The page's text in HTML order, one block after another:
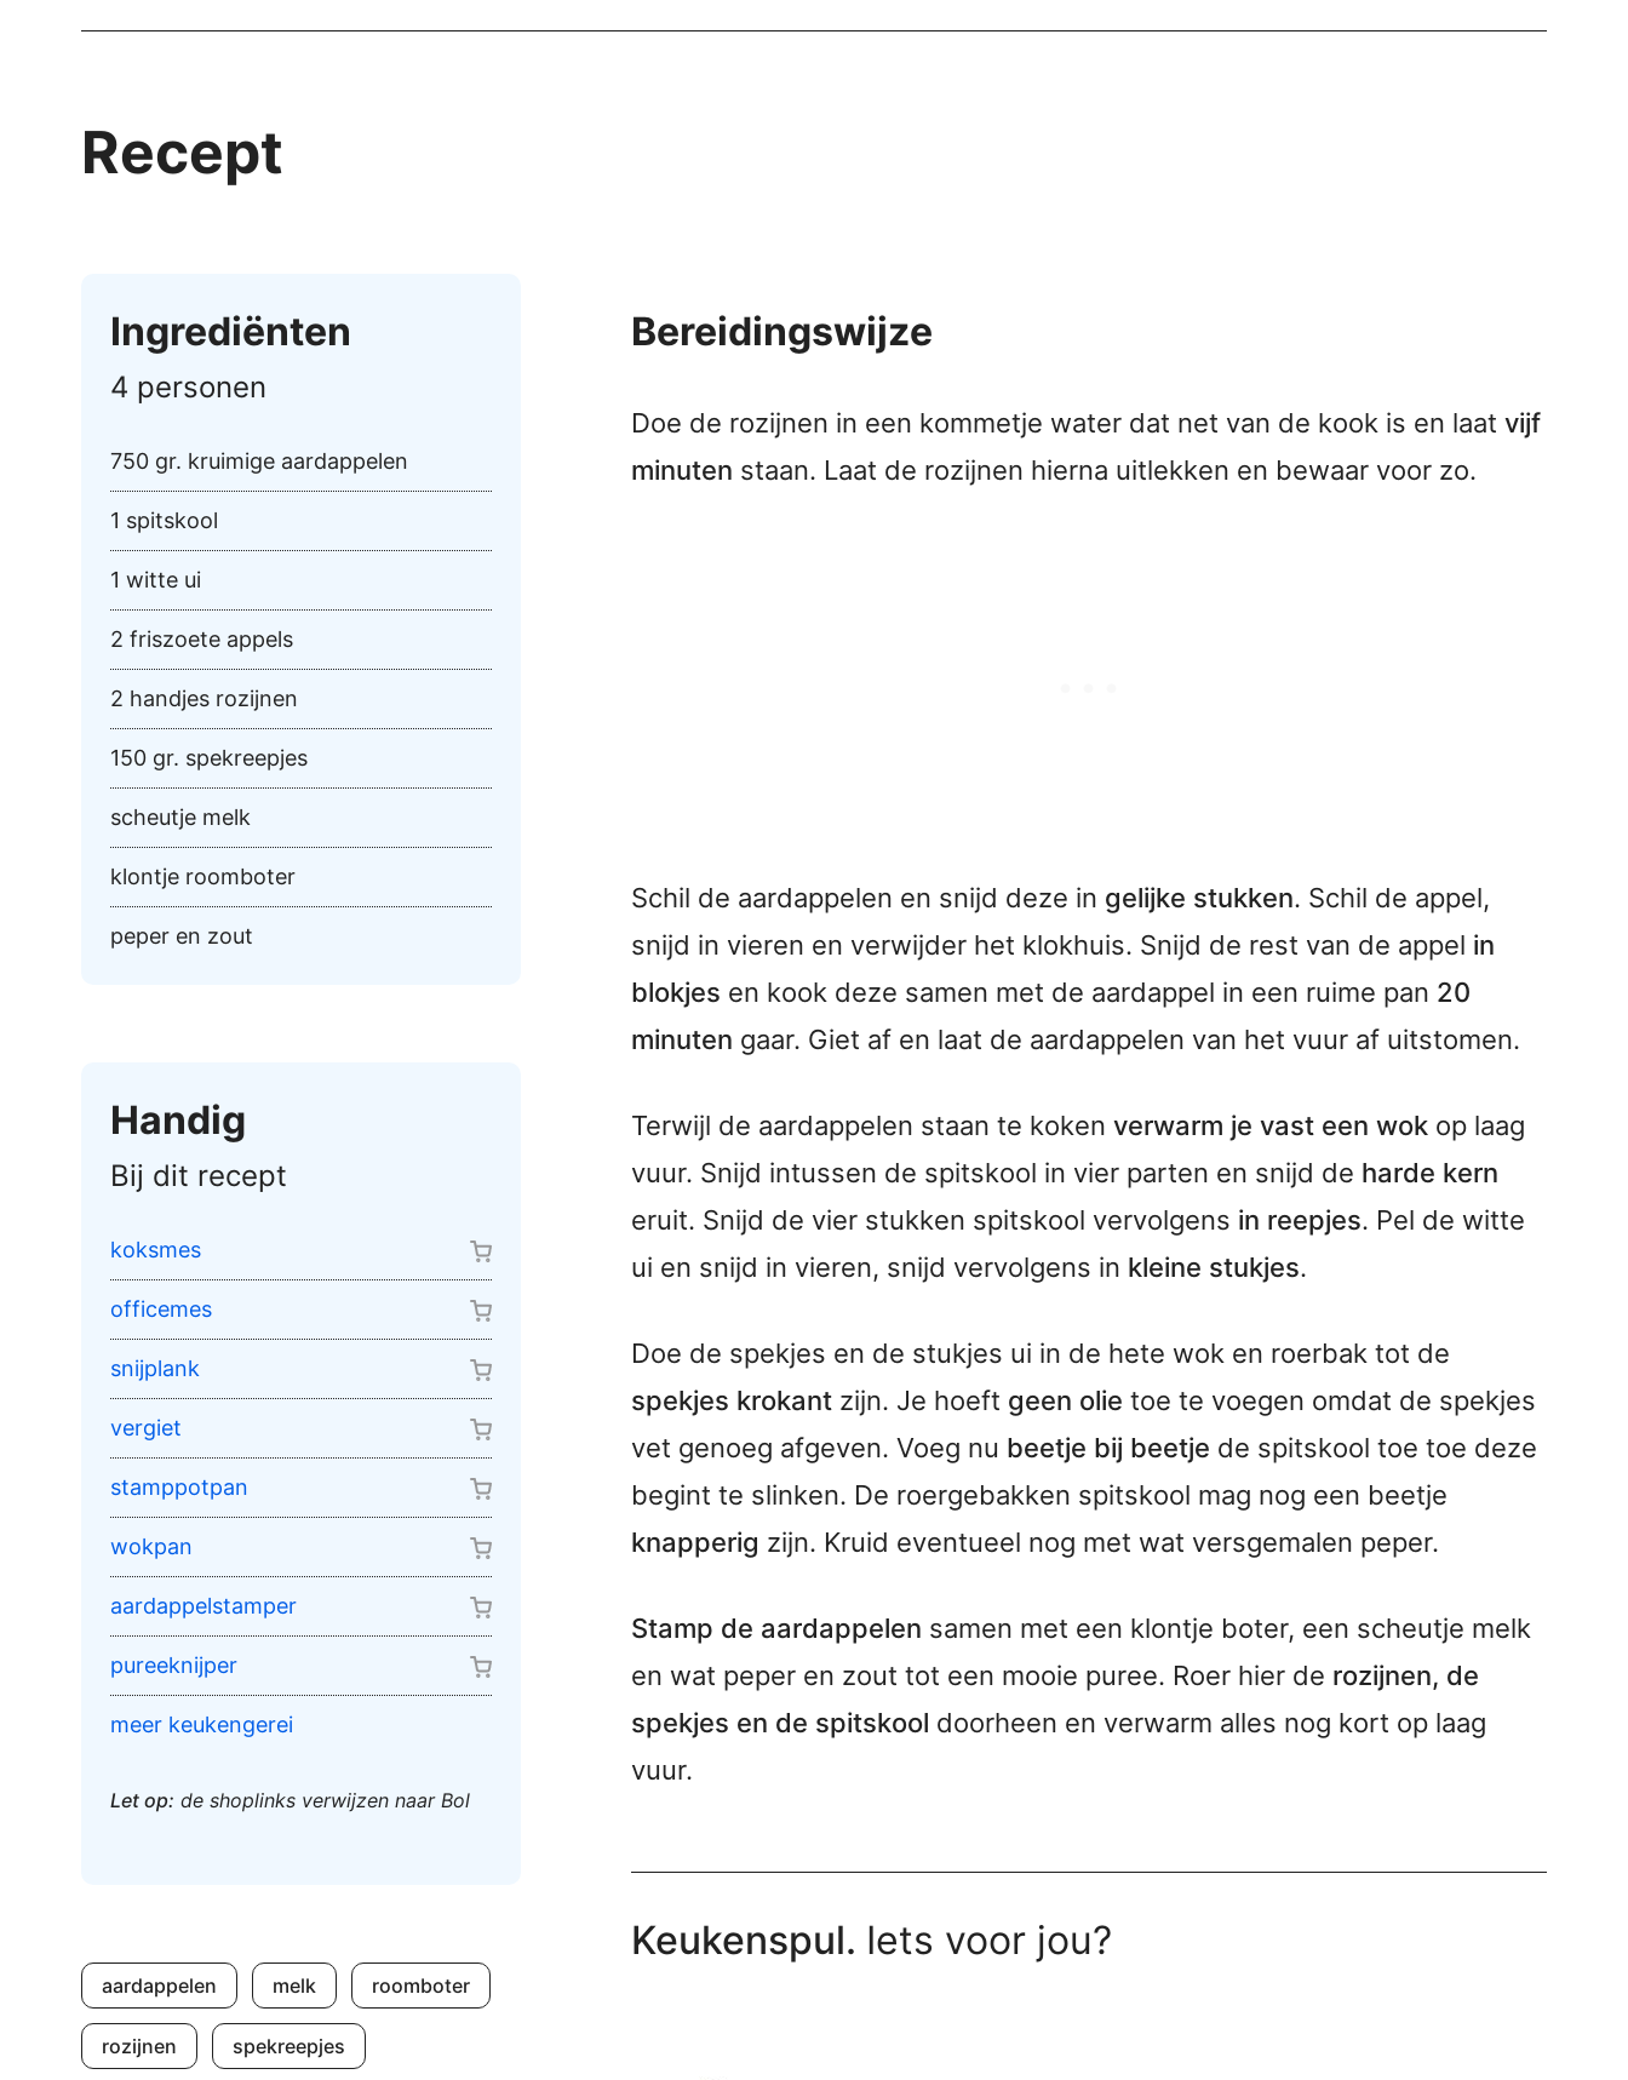
Recept
Ingrediënten
4 personen
750 gr. kruimige aardappelen
1 spitskool
1 witte ui
2 friszoete appels
2 handjes rozijnen
150 gr. spekreepjes
scheutje melk
klontje roomboter
peper en zout
Handig
Bij dit recept
koksmes
officemes
snijplank
vergiet
stamppotpan
wokpan
aardappelstamper
pureeknijper
meer keukengerei
Let op: de shoplinks verwijzen naar Bol
aardappelen melk roomboter
rozijnen spekreepjes
Bereidingswijze
Doe de rozijnen in een kommetje water dat net van de kook is en laat vijf
minuten staan. Laat de rozijnen hierna uitlekken en bewaar voor zo.
Schil de aardappelen en snijd deze in gelijke stukken. Schil de appel,
snijd in vieren en verwijder het klokhuis. Snijd de rest van de appel in
blokjes en kook deze samen met de aardappel in een ruime pan 20
minuten gaar. Giet af en laat de aardappelen van het vuur af uitstomen.
Terwijl de aardappelen staan te koken verwarm je vast een wokop laag
vuur. Snijd intussen de spitskool in vier parten en snijd de harde kern
eruit. Snijd de vier stukken spitskool vervolgens in reepjes. Pel de witte
ui en snijd in vieren, snijd vervolgens in kleine stukjes.
Doe de spekjes en de stukjes ui in de hete wok en roerbak tot de
spekjes krokantzijn. Je hoeft geen olie toe te voegen omdat de spekjes
vet genoeg afgeven. Voeg nu beetje bij beetje de spitskool toe toe deze
begint te slinken. De roergebakken spitskool mag nog een beetje
knapperig zijn. Kruid eventueel nog met wat versgemalen peper.
Stamp de aardappelen samen met een klontje boter, een scheutje melk
en wat peper en zout tot een mooie puree. Roer hier de rozijnen, de
spekjes en de spitskool doorheen en verwarm alles nog kort op laag
vuur.
Keukenspul. Iets voor jou?